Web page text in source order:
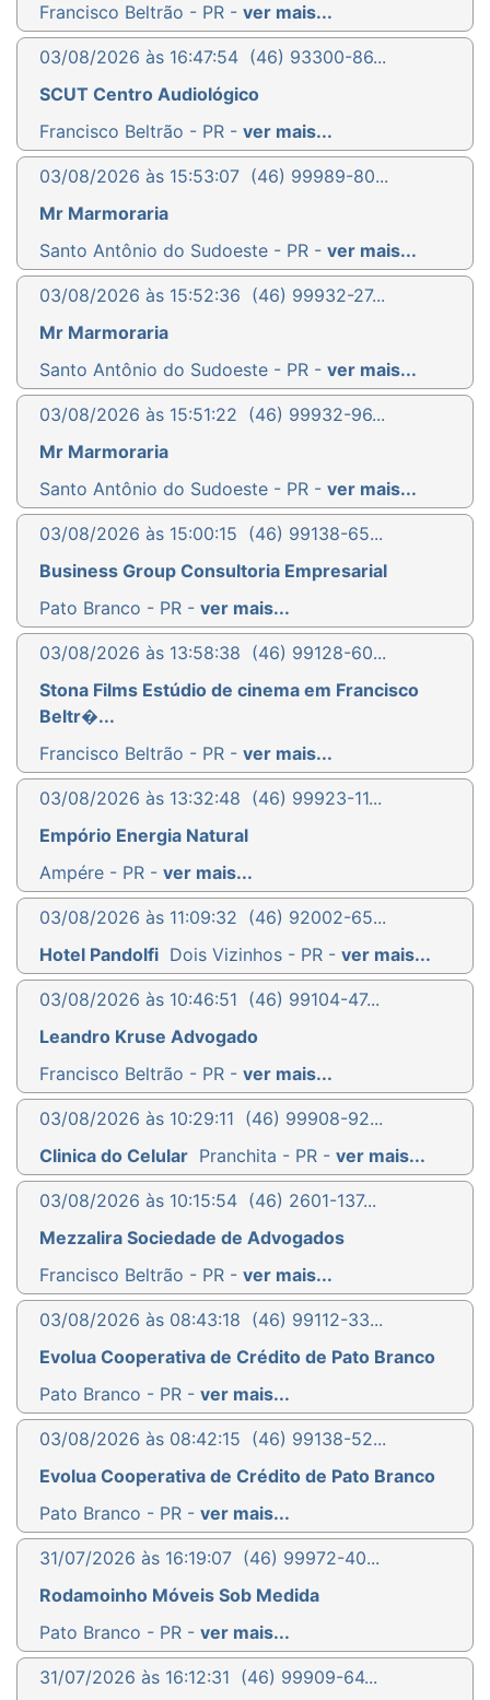
Francisco Beltrão - PR - ver mais...
03/08/2026 às 16:47:54 (46) 93300-86...
SCUT Centro Audiológico
Francisco Beltrão - PR - ver mais...
03/08/2026 às 15:53:07 (46) 99989-80...
Mr Marmoraria
Santo Antônio do Sudoeste - PR - ver mais...
03/08/2026 às 15:52:36 (46) 99932-27...
Mr Marmoraria
Santo Antônio do Sudoeste - PR - ver mais...
03/08/2026 às 15:51:22 (46) 99932-96...
Mr Marmoraria
Santo Antônio do Sudoeste - PR - ver mais...
03/08/2026 às 15:00:15 (46) 99138-65...
Business Group Consultoria Empresarial
Pato Branco - PR - ver mais...
03/08/2026 às 13:58:38 (46) 99128-60...
Stona Films Estúdio de cinema em Francisco
Beltr�...
Francisco Beltrão - PR - ver mais...
03/08/2026 às 13:32:48 (46) 99923-11...
Empório Energia Natural
Ampére - PR - ver mais...
03/08/2026 às 11:09:32 (46) 92002-65...
Hotel Pandolfi Dois Vizinhos - PR - ver mais...
03/08/2026 às 10:46:51 (46) 99104-47...
Leandro Kruse Advogado
Francisco Beltrão - PR - ver mais...
03/08/2026 às 10:29:11 (46) 99908-92...
Clinica do Celular Pranchita - PR - ver mais...
03/08/2026 às 10:15:54 (46) 2601-137...
Mezzalira Sociedade de Advogados
Francisco Beltrão - PR - ver mais...
03/08/2026 às 08:43:18 (46) 99112-33...
Evolua Cooperativa de Crédito de Pato Branco
Pato Branco - PR - ver mais...
03/08/2026 às 08:42:15 (46) 99138-52...
Evolua Cooperativa de Crédito de Pato Branco
Pato Branco - PR - ver mais...
31/07/2026 às 16:19:07 (46) 99972-40...
Rodamoinho Móveis Sob Medida
Pato Branco - PR - ver mais...
31/07/2026 às 16:12:31 (46) 99909-64...